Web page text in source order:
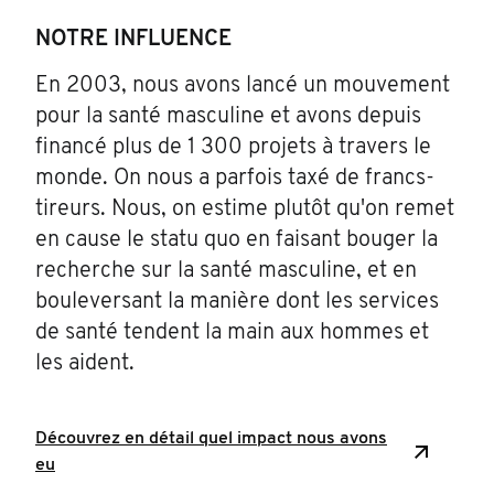
NOTRE INFLUENCE
En 2003, nous avons lancé un mouvement
pour la santé masculine et avons depuis
financé plus de 1 300 projets à travers le
monde. On nous a parfois taxé de francs-
tireurs. Nous, on estime plutôt qu'on remet
en cause le statu quo en faisant bouger la
recherche sur la santé masculine, et en
bouleversant la manière dont les services
de santé tendent la main aux hommes et
les aident.
Découvrez en détail quel impact nous avons
eu